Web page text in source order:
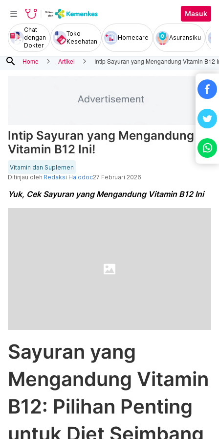
Masuk
Chat
dengan
Dokter
Toko
Kesehatan
Homecare Asuransiku
search Home Artikel Intip Sayuran yang Mengandung Vitamin B12
Intip Sayuran yang Mengandung
Vitamin B12 Ini!
Vitamin dan Suplemen
Ditinjau oleh Redaksi Halodoc27 Februari 2026
Yuk, Cek Sayuran yang Mengandung Vitamin B12 Ini
Sayuran yang
Mengandung Vitamin
B12: Pilihan Penting
untuk Diet Seimbang